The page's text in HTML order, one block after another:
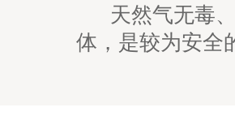
天然气无毒、
体，是较为安全